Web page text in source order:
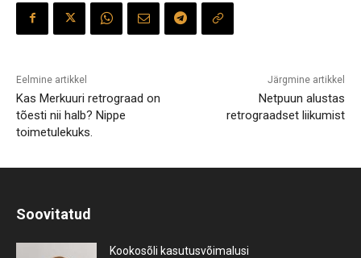
Eelmine artikkel
Kas Merkuuri retrograad on
tõesti nii halb? Nippe
toimetulekuks.
Järgmine artikkel
Netpuun alustas
retrograadset liikumist
Soovitatud
Kookosõli kasutusvõimalusi